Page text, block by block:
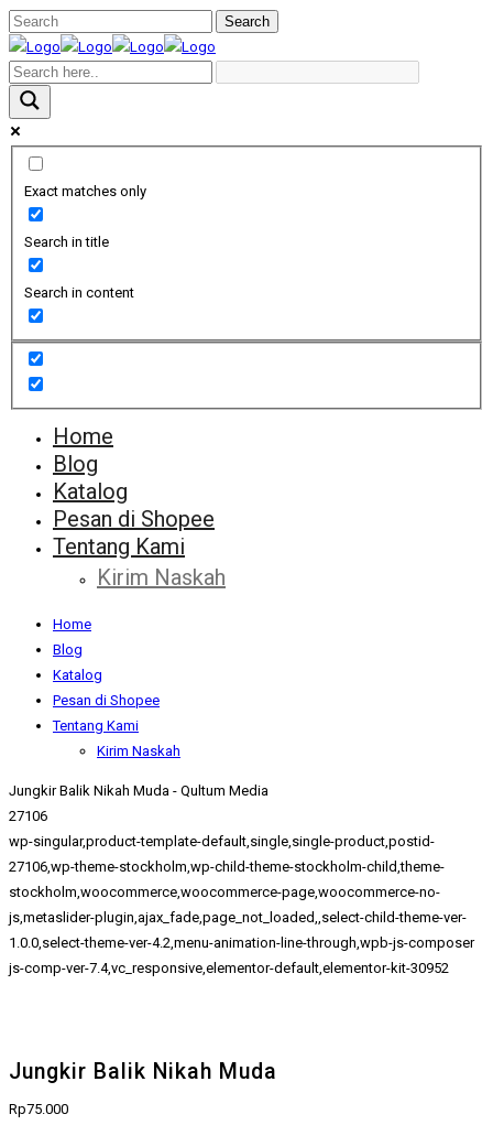
Exact matches only
Search in title
Search in content
Home
Blog
Katalog
Pesan di Shopee
Tentang Kami
Kirim Naskah
Home
Blog
Katalog
Pesan di Shopee
Tentang Kami
Kirim Naskah
Jungkir Balik Nikah Muda - Qultum Media
27106
wp-singular,product-template-default,single,single-product,postid-
27106,wp-theme-stockholm,wp-child-theme-stockholm-child,theme-
stockholm,woocommerce,woocommerce-page,woocommerce-no-
js,metaslider-plugin,ajax_fade,page_not_loaded,,select-child-theme-ver-
1.0.0,select-theme-ver-4.2,menu-animation-line-through,wpb-js-composer
js-comp-ver-7.4,vc_responsive,elementor-default,elementor-kit-30952
Jungkir Balik Nikah Muda
Rp75.000